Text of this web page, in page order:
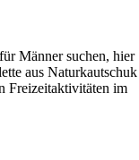
Männer suchen, hier
aus Naturkautschuk
Freizeitaktivitäten im